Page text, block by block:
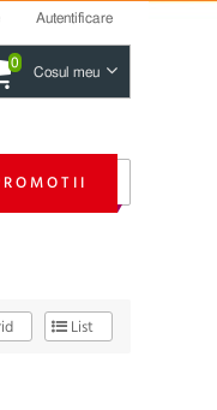
Autentificare
0
Cosul meu
List